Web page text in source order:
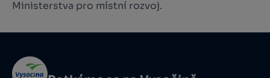
Ministerstva pro místní rozvoj.